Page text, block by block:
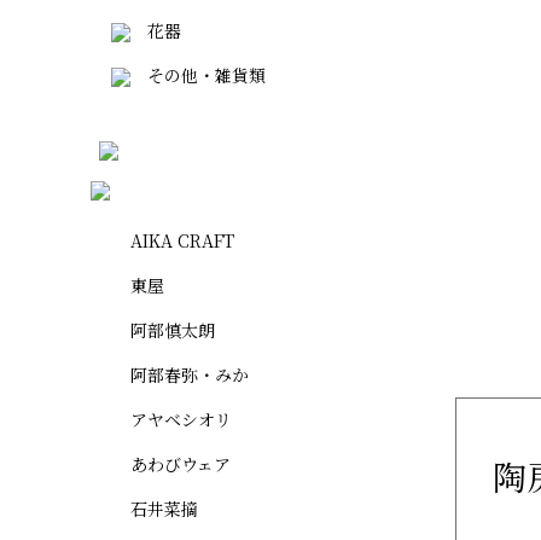
陶
花器
その他・雑貨類
AIKA CRAFT
東屋
阿部慎太朗
阿部春弥・みか
アヤベシオリ
あわびウェア
石井菜摘